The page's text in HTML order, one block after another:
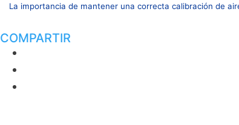
La importancia de mantener una correcta calibración de
COMPARTIR